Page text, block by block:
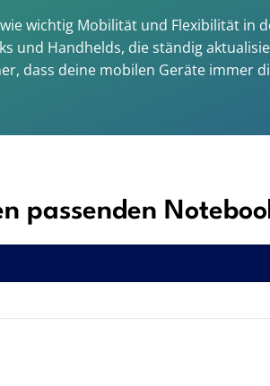
wichtig Mobilität und Flexibilität in
und Handhelds, die ständig
dass deine mobilen Geräte immer
passenden